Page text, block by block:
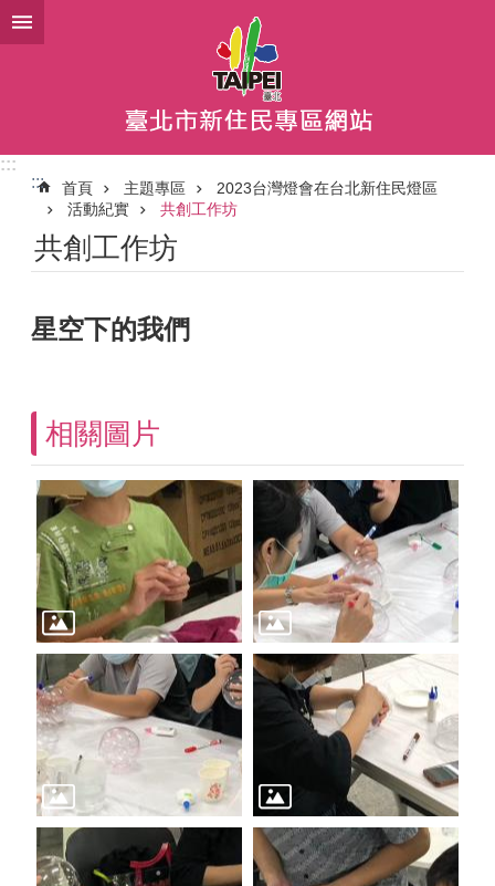
跳到主要內容區塊
:::
:::
首頁 主題專區
2023台灣燈會在台北新住民燈區
活動紀實
共創工作坊
共創工作坊
星空下的我們
相關圖片